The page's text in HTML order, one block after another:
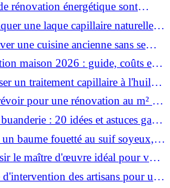
rénovation énergétique sont
?
une laque capillaire naturelle
une cuisine ancienne sans se
maison 2026 : guide, coûts et
un traitement capillaire à l'huile
pour une rénovation au m² en
: 20 idées et astuces gain
espace fonctionnel et stylé
baume fouetté au suif soyeux,
le maître d'œuvre idéal pour vos
?
des artisans pour une